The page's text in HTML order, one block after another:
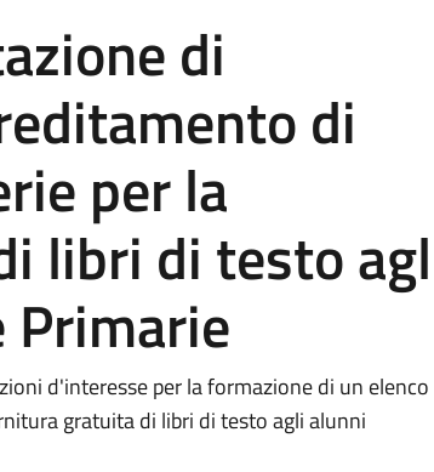
di
di
per la
libri di testo
Primarie
d'interesse per la formazione di un elenco
gratuita di libri di testo agli alunni